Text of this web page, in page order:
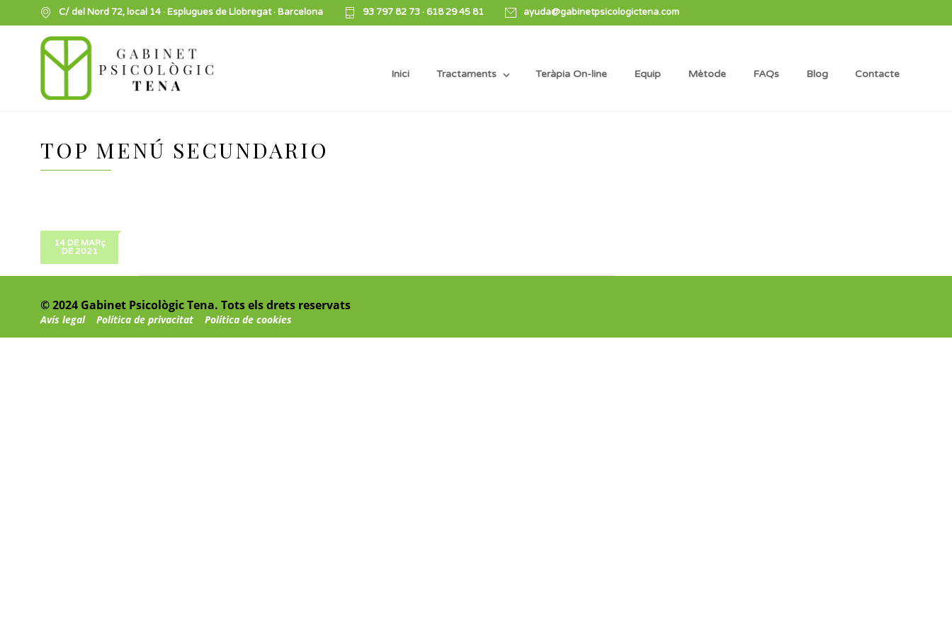
C/ del Nord 72, local 14 · Esplugues de Llobregat · Barcelona 93 797 82 73 ·618 29 45 81 ayuda@gabinetpsicologictena.com
Inici Tractaments Teràpia On-line Equip Mètode FAQs Blog Contacte
TOP MENÚ SECUNDARIO
14 DE MARç
DE 2021
© 2024 Gabinet Psicològic Tena. Tots els drets reservats
Avís legal Política de privacitat Política de cookies